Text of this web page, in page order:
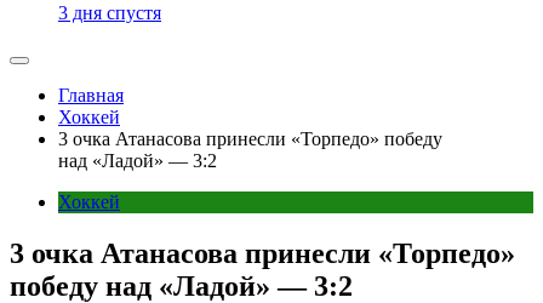
3 дня спустя
Главная
Хоккей
3 очка Атанасова принесли «Торпедо» победу
над «Ладой» — 3:2
Хоккей
3 очка Атанасова принесли «Торпедо»
победу над «Ладой» — 3:2